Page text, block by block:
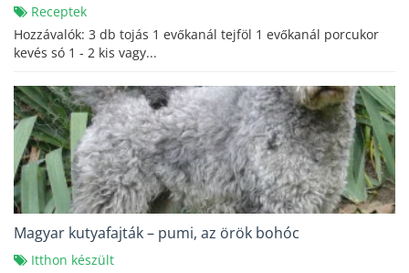
Receptek
Hozzávalók: 3 db tojás 1 evőkanál tejföl 1 evőkanál porcukor
kevés só 1 - 2 kis vagy...
Magyar kutyafajták – pumi, az örök bohóc
Itthon készült